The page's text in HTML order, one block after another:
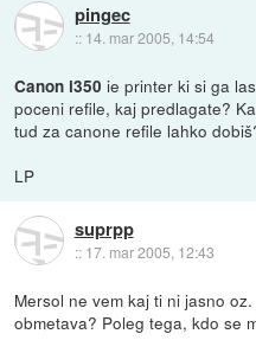
pingec
:: 14. mar 2005, 14:54
Canon i350 ie printer ki si ga
poceni refile, kaj predlagate?
tud za canone refile lahko
LP
suprpp
:: 17. mar 2005, 12:43
Mersol ne vem kaj ti ni jasno
obmetava? Poleg tega, kdo se